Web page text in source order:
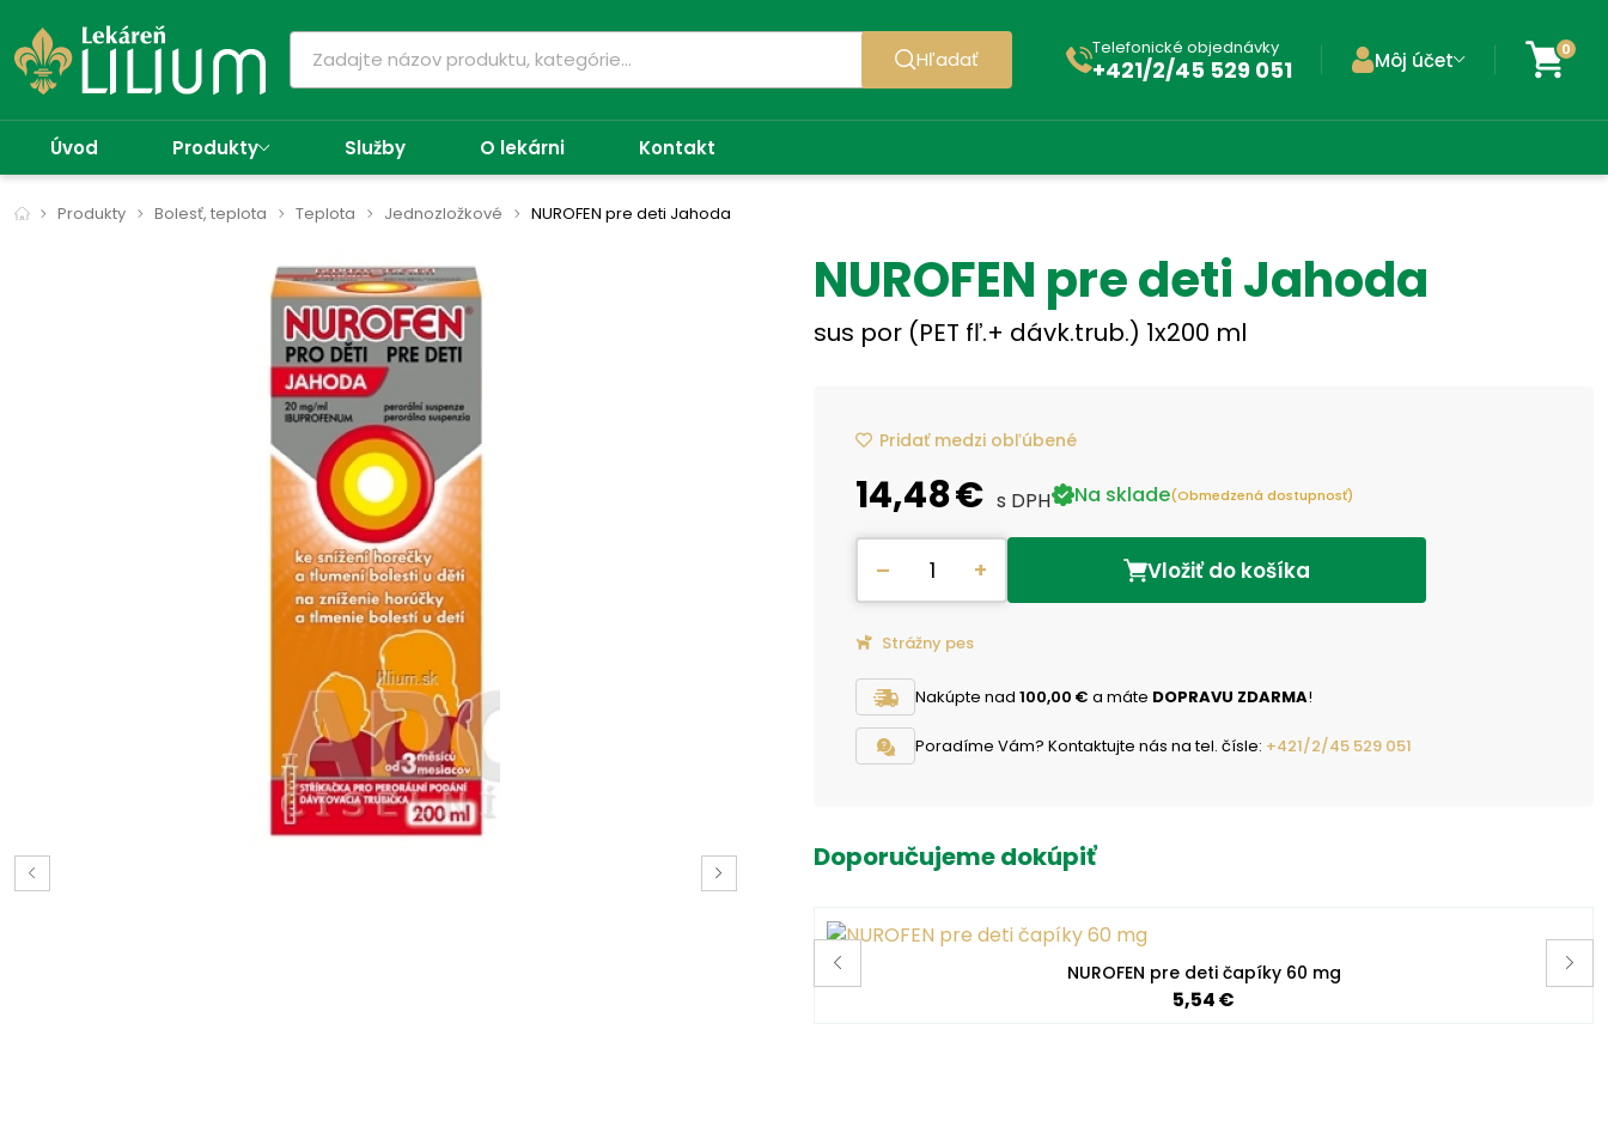
Hľadať Telefonické objednávky
+421/2/45 529 051 Môj účet 0
Úvod Produkty Služby O lekárni Kontakt
Produkty Bolesť, teplota Teplota Jednozložkové NUROFEN pre deti Jahoda
NUROFEN pre deti Jahoda
sus por (PET fľ.+ dávk.trub.) 1x200 ml
Pridať medzi obľúbené
14,48 € s DPH Na sklade(Obmedzená dostupnosť)
– + Vložiť do košíka
Strážny pes
Nakúpte nad 100,00 € a máte DOPRAVU ZDARMA!
Poradíme Vám? Kontaktujte nás na tel. čísle: +421/2/45 529 051
Doporučujeme dokúpiť
NUROFEN pre deti čapíky 60 mg
5,54 €